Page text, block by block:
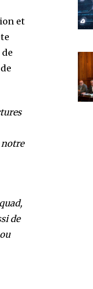
et
notre
de